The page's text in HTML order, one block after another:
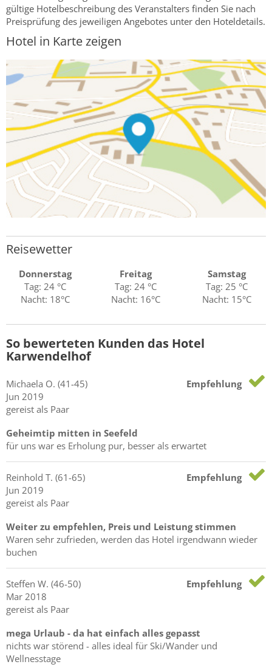
gültige Hotelbeschreibung des Veranstalters finden Sie nach
Preisprüfung des jeweiligen Angebotes unter den Hoteldetails.
Hotel in Karte zeigen
Reisewetter
Donnerstag
Tag: 24 °C
Nacht: 18°C
Freitag
Tag: 24 °C
Nacht: 16°C
Samstag
Tag: 25 °C
Nacht: 15°C
So bewerteten Kunden das Hotel
Karwendelhof
Michaela O. (41-45)
Jun 2019
gereist als Paar
Empfehlung
Geheimtip mitten in Seefeld
für uns war es Erholung pur, besser als erwartet
Reinhold T. (61-65)
Jun 2019
gereist als Paar
Empfehlung
Weiter zu empfehlen, Preis und Leistung stimmen
Waren sehr zufrieden, werden das Hotel irgendwann wieder
buchen
Steffen W. (46-50)
Mar 2018
gereist als Paar
Empfehlung
mega Urlaub - da hat einfach alles gepasst
nichts war störend - alles ideal für Ski/Wander und
Wellnesstage